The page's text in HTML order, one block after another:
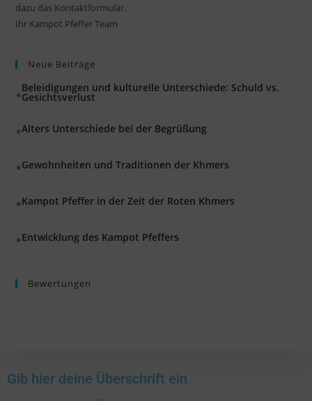
dazu das Kontaktformular.
Ihr Kampot Pfeffer Team
Neue Beiträge
Beleidigungen und kulturelle Unterschiede: Schuld vs.
Gesichtsverlust
Alters Unterschiede bei der Begrüßung
Gewohnheiten und Traditionen der Khmers
Kampot Pfeffer in der Zeit der Roten Khmers
Entwicklung des Kampot Pfeffers
Bewertungen
Gib hier deine Überschrift ein